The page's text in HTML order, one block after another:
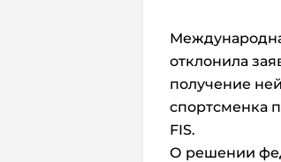
отклонила
получение
спортсменка
FIS.
О решении